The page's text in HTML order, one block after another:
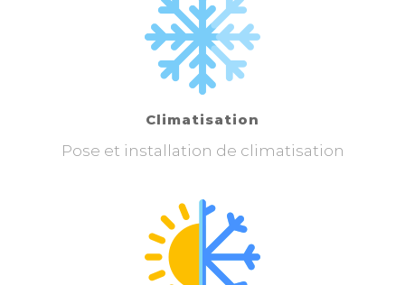
Climatisation
Pose et installation de climatisation